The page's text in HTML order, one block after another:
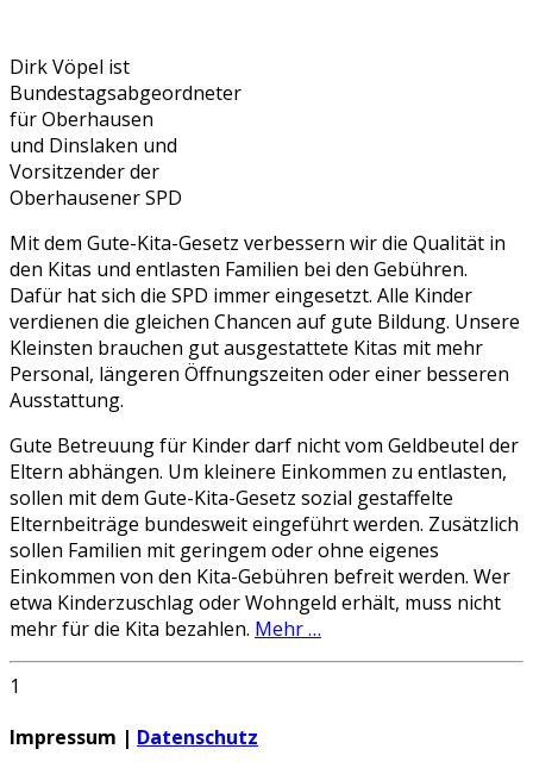
Dirk Vöpel ist
Bundestagsabgeordneter
für Oberhausen
und Dinslaken und
Vorsitzender der
Oberhausener SPD
Mit dem Gute-Kita-Gesetz verbessern wir die Qualität in
den Kitas und entlasten Familien bei den Gebühren.
Dafür hat sich die SPD immer eingesetzt. Alle Kinder
verdienen die gleichen Chancen auf gute Bildung. Unsere
Kleinsten brauchen gut ausgestattete Kitas mit mehr
Personal, längeren Öffnungszeiten oder einer besseren
Ausstattung.
Gute Betreuung für Kinder darf nicht vom Geldbeutel der
Eltern abhängen. Um kleinere Einkommen zu entlasten,
sollen mit dem Gute-Kita-Gesetz sozial gestaffelte
Elternbeiträge bundesweit eingeführt werden. Zusätzlich
sollen Familien mit geringem oder ohne eigenes
Einkommen von den Kita-Gebühren befreit werden. Wer
etwa Kinderzuschlag oder Wohngeld erhält, muss nicht
mehr für die Kita bezahlen. Mehr …
1
Impressum | Datenschutz